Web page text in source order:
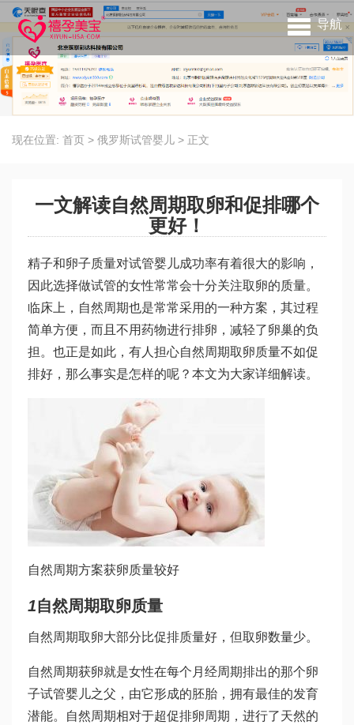
导航
现在位置: 首页 > 俄罗斯试管婴儿 > 正文
一文解读自然周期取卵和促排哪个
更好！
精子和卵子质量对试管婴儿成功率有着很大的影响，
因此选择做试管的女性常常会十分关注取卵的质量。
临床上，自然周期也是常常采用的一种方案，其过程
简单方便，而且不用药物进行排卵，减轻了卵巢的负
担。也正是如此，有人担心自然周期取卵质量不如促
排好，那么事实是怎样的呢？本文为大家详细解读。
自然周期方案获卵质量较好
1自然周期取卵质量
自然周期取卵大部分比促排质量好，但取卵数量少。
自然周期获卵就是女性在每个月经周期排出的那个卵
子试管婴儿之父 ，由它形成的胚胎，拥有最佳的发育
潜能。自然周期相对于超促排卵周期，进行了天然的